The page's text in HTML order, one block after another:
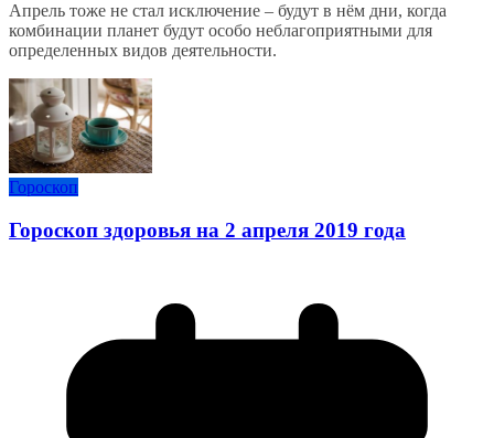
Апрель тоже не стал исключение – будут в нём дни, когда
комбинации планет будут особо неблагоприятными для
определенных видов деятельности.
Гороскоп
Гороскоп здоровья на 2 апреля 2019 года